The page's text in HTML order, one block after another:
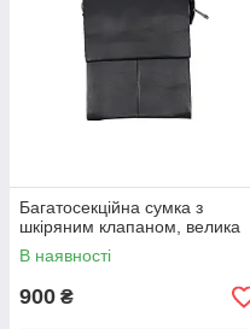
Багатосекційна сумка з
шкіряним клапаном, велика
В наявності
900 ₴